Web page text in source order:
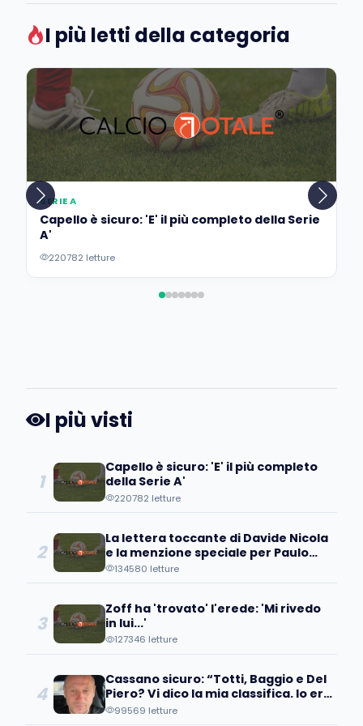
I più letti della categoria
SERIE A
Capello è sicuro: 'E' il più completo della Serie
A'
220782 letture
I più visti
1
Capello è sicuro: 'E' il più completo
della Serie A'
220782 letture
2
La lettera toccante di Davide Nicola
e la menzione speciale per Paulo
Coelho
134580 letture
3
Zoff ha 'trovato' l'erede: 'Mi rivedo
in lui...'
127346 letture
4
Cassano sicuro: “Totti, Baggio e Del
Piero? Vi dico la mia classifica. Io ero
avanti, ma…”
99569 letture